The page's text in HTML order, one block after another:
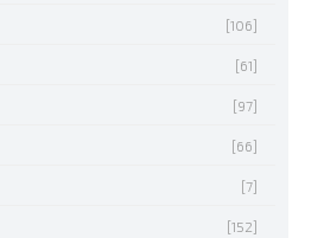
[106]
[61]
[97]
[66]
[7]
[152]